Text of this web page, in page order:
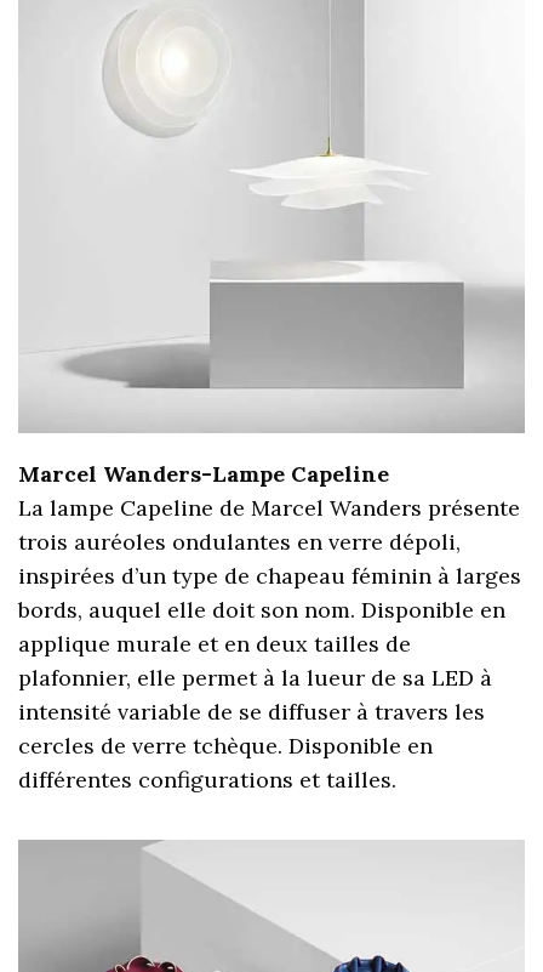
Marcel Wanders-Lampe Capeline
La lampe Capeline de Marcel Wanders présente
trois auréoles ondulantes en verre dépoli,
inspirées d’un type de chapeau féminin à larges
bords, auquel elle doit son nom. Disponible en
applique murale et en deux tailles de
plafonnier, elle permet à la lueur de sa LED à
intensité variable de se diffuser à travers les
cercles de verre tchèque. Disponible en
différentes configurations et tailles.